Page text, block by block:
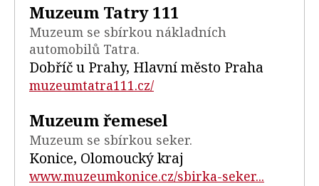
Muzeum Tatry 111
Muzeum se sbírkou nákladních
automobilů Tatra.
Dobříč u Prahy, Hlavní město Praha
muzeumtatra111.cz/
Muzeum řemesel
Muzeum se sbírkou seker.
Konice, Olomoucký kraj
www.muzeumkonice.cz/sbirka-seker...